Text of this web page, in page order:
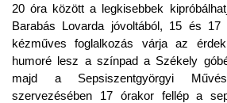
20 óra között a legkisebbek
Barabás Lovarda jóvoltából, 15
kézműves foglalkozás várja az
humoré lesz a színpad a Székely
majd a Sepsiszentgyörgyi
szervezésében 17 órakor fellép a